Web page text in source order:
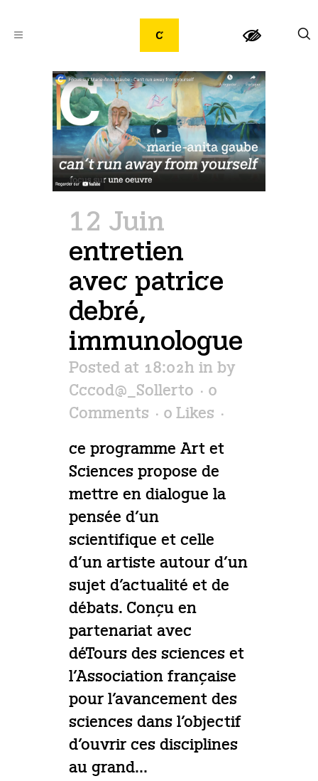
12 Juin
entretien
avec patrice
debré,
immunologue
Posted at 18:02h in by
Cccod@_Sollerto
0
Comments
0Likes
ce programme Art et
Sciences propose de
mettre en dialogue la
pensée d’un
scientifique et celle
d’un artiste autour d’un
sujet d’actualité et de
débats. Conçu en
partenariat avec
déTours des sciences et
l’Association française
pour l’avancement des
sciences dans l’objectif
d’ouvrir ces disciplines
au grand...